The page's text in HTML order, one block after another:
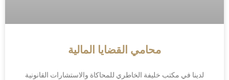
محامي القضايا المالية
لدينا في مكتب خليفة الخاطري للمحاكاة والاستشارات القانونية